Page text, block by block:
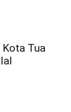
Kota Tua